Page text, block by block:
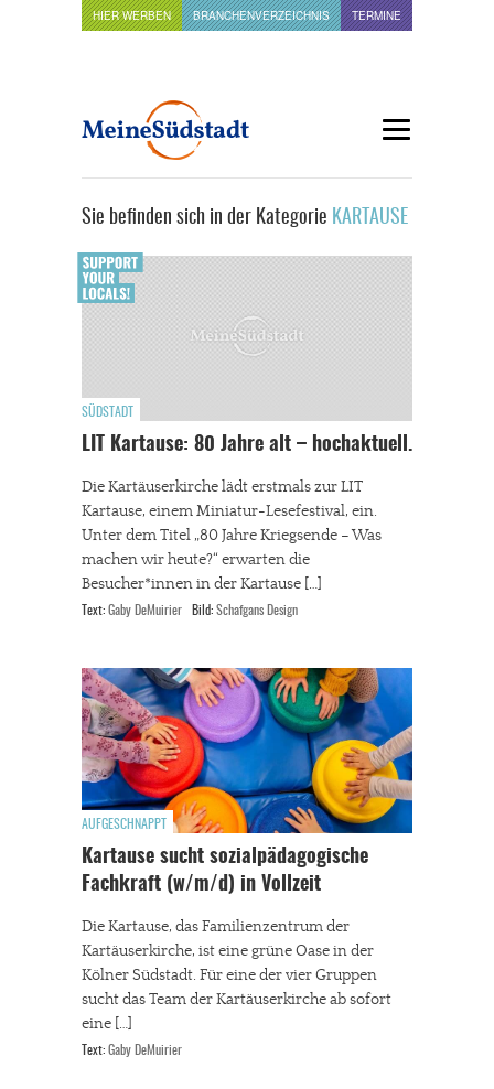
HIER WERBEN BRANCHENVERZEICHNIS TERMINE
Sie befinden sich in der Kategorie KARTAUSE
SÜDSTADT
LIT Kartause: 80 Jahre alt – hochaktuell.
Die Kartäuserkirche lädt erstmals zur LIT
Kartause, einem Miniatur-Lesefestival, ein.
Unter dem Titel „80 Jahre Kriegsende – Was
machen wir heute?“ erwarten die
Besucher*innen in der Kartause […]
Text: Gaby DeMuirier Bild: Schafgans Design
AUFGESCHNAPPT
Kartause sucht sozialpädagogische
Fachkraft (w/m/d) in Vollzeit
Die Kartause, das Familienzentrum der
Kartäuserkirche, ist eine grüne Oase in der
Kölner Südstadt. Für eine der vier Gruppen
sucht das Team der Kartäuserkirche ab sofort
eine […]
Text: Gaby DeMuirier